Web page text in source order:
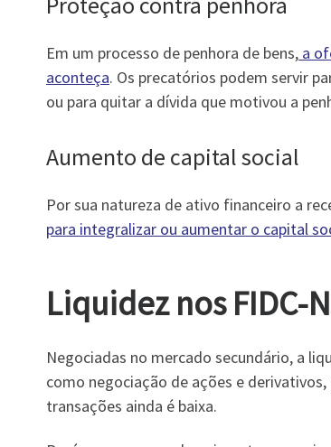
Em um processo de penhora de bens, a
aconteça. Os precatórios podem servir
ou para quitar a dívida que motivou a
Aumento de capital social
Por sua natureza de ativo financeiro a
para integralizar ou aumentar o capital
Liquidez nos FIDC-
Negociadas no mercado secundário, a
como negociação de ações e
transações ainda é baixa.